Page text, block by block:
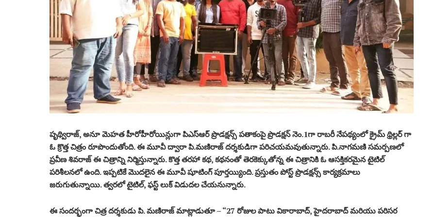
పృథ్విరాజ్‌, అనూ మెహ‌త హీరోహీరోయిన్లుగా పిఎస్ఆర్ ప్రొడ‌క్ష‌న్స్ ప‌తాకంపై ప్రొడ‌క్ష‌న్ నెం.1గా రాబ‌రీ నేప‌థ్యంలో క్రైమ్ థ్రిల్ల‌ర్ గా
ఓ క్రొత్త చిత్రం రూపొందుతోంది. ఈ మూవీ ద్వారా పి.మ‌ణిరాజ్ ద‌ర్శ‌కుడిగా ప‌రిచ‌య‌మ‌వుతున్నారు. పి.నాగ‌మ‌ణి స‌మ‌ర్ప‌ణ‌లో
ప్ర‌వీణ శివరాజ్ ఈ చిత్రాన్ని నిర్మిస్తున్నారు. కొత్త త‌ర‌హా క‌థ‌, క‌థనంతో తెర‌కెక్కుతోన్న ఈ చిత్రానికి ఓ ఆస‌క్తిక‌ర‌మైన టైటిల్
ప‌రిశీల‌న‌లో ఉంది. ఇప్ప‌టికే మొద‌లైన ఈ మూవీ షూటింగ్ పూర్త‌య్యింది. ప్ర‌స్తుతం పోస్ట్ ప్రొడ‌క్ష‌న్స్ కార్య‌క్ర‌మాలు
జ‌రుగుతున్నాయి. త్వ‌ర‌లో టైటిల్‌, ఫ‌స్ట్ లుక్ విడుద‌ల చేయనున్నారు.
ఈ సంద‌ర్భంగా చిత్ర ద‌ర్శ‌కుడు పి. మ‌ణిరాజ్ మాట్లాడుతూ – “27 రోజుల పాటు వికారాబాద్‌, హైద‌రాబాద్ మ‌రియు ప‌రిసర